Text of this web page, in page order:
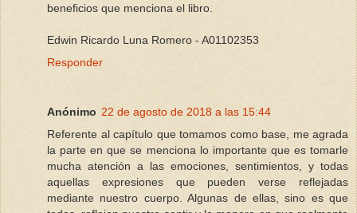
beneficios que menciona el libro.
Edwin Ricardo Luna Romero - A01102353
Responder
Anónimo 22 de agosto de 2018 a las 15:44
Referente al capítulo que tomamos como base, me agrada
la parte en que se menciona lo importante que es tomarle
mucha atención a las emociones, sentimientos, y todas
aquellas expresiones que pueden verse reflejadas
mediante nuestro cuerpo. Algunas de ellas, sino es que